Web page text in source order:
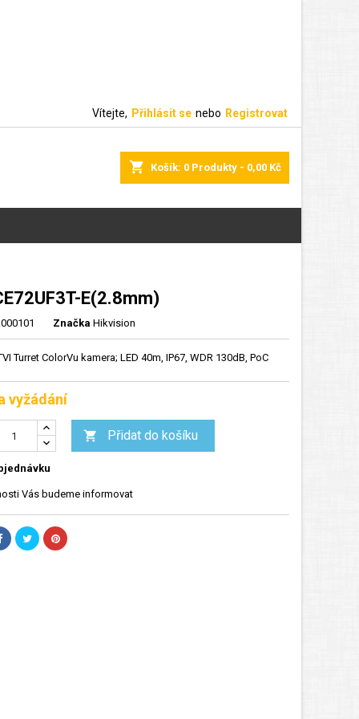
Vítejte, Přihlásit se nebo Registrovat
shopping_cart Košík: 0 Produkty - 0,00 Kč
E(2.8mm)
Značka Hikvision
Turret ColorVu kamera; LED 40m, IP67, WDR 130dB, PoC
vyžádání
 Přidat do košíku
Vás budeme informovat